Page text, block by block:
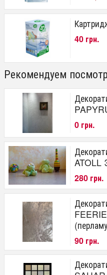
40 грн.
Рекомендуем
0 грн.
ATOLL
280 грн.
90 грн.